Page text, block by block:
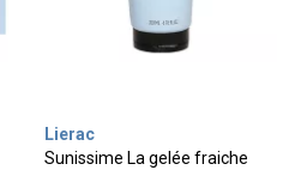
Lierac
Sunissime La gelée fraiche